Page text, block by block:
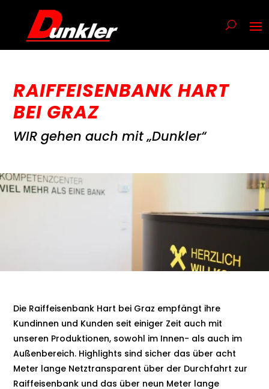
RAIFFEISENBANK HART
BEI GRAZ
WIR gehen auch mit „Dunkler“
Die Raiffeisenbank Hart bei Graz empfängt ihre
Kundinnen und Kunden seit einiger Zeit auch mit
unseren Produktionen, sowohl im Innen- als auch im
Außenbereich. Highlights sind sicher das über acht
Meter lange Netztransparent über der Durchfahrt zur
Raiffeisenbank und das über neun Meter lange